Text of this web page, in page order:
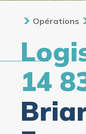
Opérations
14